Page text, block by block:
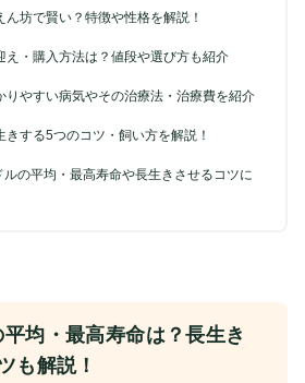
ん坊で賢い？特徴や性格を解説！
え・購入方法は？値段や選び方も紹介
りやすい病気やその治療法・治療費を紹介
きする5つのコツ・飼い方を解説！
ルの平均・最高寿命や長生きさせるコツに
平均・最高寿命は？長生き
も解説！